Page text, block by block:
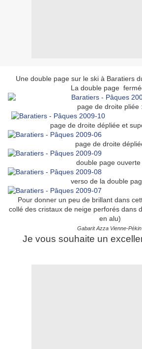
Une double page sur le ski à Baratiers
La double page
page de droite pliée :
page de droite dépliée et
page de droite
double page ouverte
verso de la double
Pour donner un peu de brillant dans
collé des cristaux de neige perforés dans
en alu)
Gabarit Azza Vienne-Pékin
Je vous souhaite un